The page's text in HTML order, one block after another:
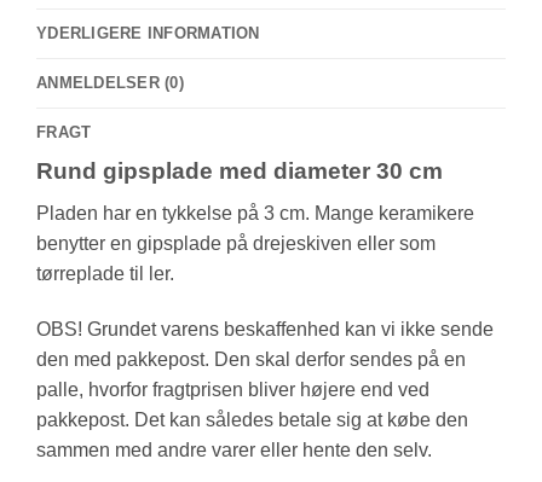
YDERLIGERE INFORMATION
ANMELDELSER (0)
FRAGT
Rund gipsplade med diameter 30 cm
Pladen har en tykkelse på 3 cm. Mange keramikere
benytter en gipsplade på drejeskiven eller som
tørreplade til ler.
OBS! Grundet varens beskaffenhed kan vi ikke sende
den med pakkepost. Den skal derfor sendes på en
palle, hvorfor fragtprisen bliver højere end ved
pakkepost. Det kan således betale sig at købe den
sammen med andre varer eller hente den selv.